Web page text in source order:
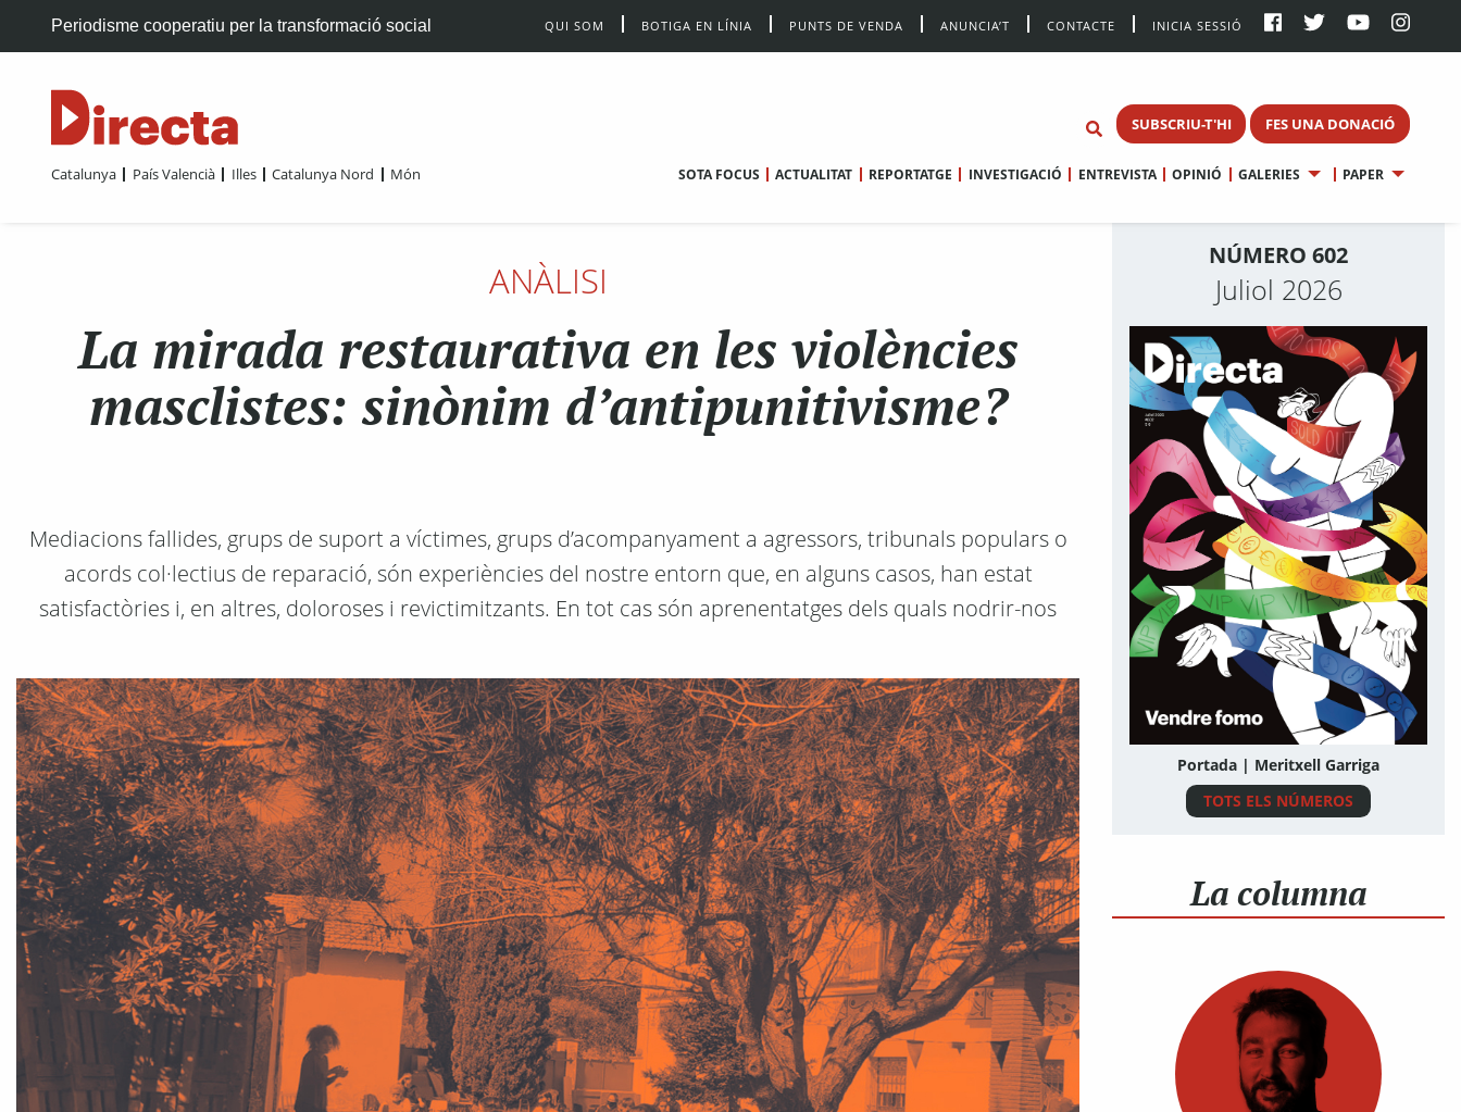
Periodisme cooperatiu per la transformació social QUI SOM BOTIGA EN LÍNIA PUNTS DE VENDA ANUNCIA’T CONTACTE INICIA SESSIÓ
SUBSCRIU-T'HI FES UNA DONACIÓ
Catalunya País Valencià Illes Catalunya Nord Món SOTA FOCUS ACTUALITAT REPORTATGE INVESTIGACIÓ ENTREVISTA OPINIÓ GALERIES PAPER
ANÀLISI
La mirada restaurativa en les violències
masclistes: sinònim d’antipunitivisme?
Mediacions fallides, grups de suport a víctimes, grups d’acompanyament a agressors, tribunals populars o
acords col·lectius de reparació, són experiències del nostre entorn que, en alguns casos, han estat
satisfactòries i, en altres, doloroses i revictimitzants. En tot cas són aprenentatges dels quals nodrir-nos
NÚMERO 602
Juliol 2026
Portada | Meritxell Garriga
TOTS ELS NÚMEROS
La columna